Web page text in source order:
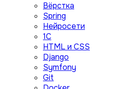
Вёрстка
Spring
Нейросети
1C
HTML и CSS
Django
Symfony
Git